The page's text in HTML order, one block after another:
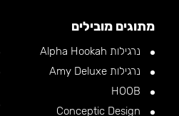
מתוגים מובילים
נרגילות Alpha Hookah
נרגילות Amy Deluxe